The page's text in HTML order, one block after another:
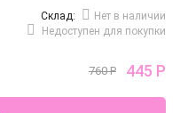
Cклад:
Нет в наличии
Недоступен для покупки
760Р 445 Р